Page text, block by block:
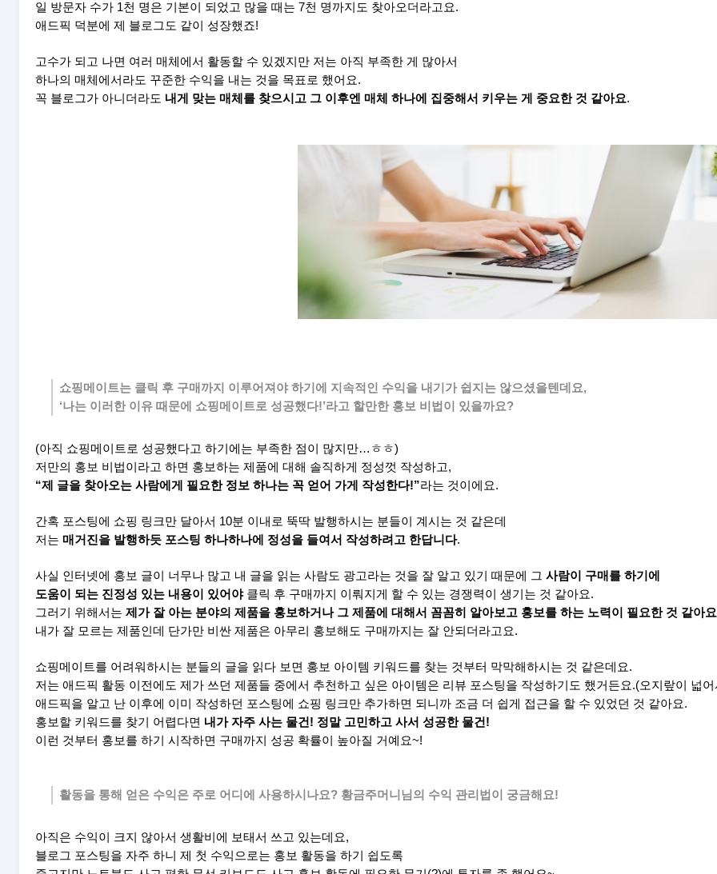
일 방문자 수가 1천 명은 기본이 되었고 많을 때는 7천 명까지도 찾아오더라고요.
애드픽 덕분에 제 블로그도 같이 성장했죠!
고수가 되고 나면 여러 매체에서 활동할 수 있겠지만 저는 아직 부족한 게 많아서
하나의 매체에서라도 꾸준한 수익을 내는 것을 목표로 했어요.
꼭 블로그가 아니더라도 내게 맞는 매체를 찾으시고 그 이후엔 매체 하나에 집중해서 키우는 게 중요한 것 같아요.
쇼핑메이트는 클릭 후 구매까지 이루어져야 하기에 지속적인 수익을 내기가 쉽지는 않으셨을텐데요,
‘나는 이러한 이유 때문에 쇼핑메이트로 성공했다!’라고 할만한 홍보 비법이 있을까요?
(아직 쇼핑메이트로 성공했다고 하기에는 부족한 점이 많지만…ㅎㅎ)
저만의 홍보 비법이라고 하면 홍보하는 제품에 대해 솔직하게 정성껏 작성하고,
“제 글을 찾아오는 사람에게 필요한 정보 하나는 꼭 얻어 가게 작성한다!”라는 것이에요.
간혹 포스팅에 쇼핑 링크만 달아서 10분 이내로 뚝딱 발행하시는 분들이 계시는 것 같은데
저는 매거진을 발행하듯 포스팅 하나하나에 정성을 들여서 작성하려고 한답니다.
사실 인터넷에 홍보 글이 너무나 많고 내 글을 읽는 사람도 광고라는 것을 잘 알고 있기 때문에 그 사람이 구매를 하기에
도움이 되는 진정성 있는 내용이 있어야클릭 후 구매까지 이뤄지게 할 수 있는 경쟁력이 생기는 것 같아요.
그러기 위해서는 제가 잘 아는 분야의 제품을 홍보하거나 그 제품에 대해서 꼼꼼히 알아보고 홍보를 하는 노력이 필요한 것 같아요
내가 잘 모르는 제품인데 단가만 비싼 제품은 아무리 홍보해도 구매까지는 잘 안되더라고요.
쇼핑메이트를 어려워하시는 분들의 글을 읽다 보면 홍보 아이템 키워드를 찾는 것부터 막막해하시는 것 같은데요.
저는 애드픽 활동 이전에도 제가 쓰던 제품들 중에서 추천하고 싶은 아이템은 리뷰 포스팅을 작성하기도 했거든요.(오지랖이 넓
애드픽을 알고 난 이후에 이미 작성하던 포스팅에 쇼핑 링크만 추가하면 되니까 조금 더 쉽게 접근을 할 수 있었던 것 같아요.
홍보할 키워드를 찾기 어렵다면 내가 자주 사는 물건! 정말 고민하고 사서 성공한 물건!
이런 것부터 홍보를 하기 시작하면 구매까지 성공 확률이 높아질 거예요~!
활동을 통해 얻은 수익은 주로 어디에 사용하시나요? 황금주머니님의 수익 관리법이 궁금해요!
아직은 수익이 크지 않아서 생활비에 보태서 쓰고 있는데요,
블로그 포스팅을 자주 하니 제 첫 수익으로는 홍보 활동을 하기 쉽도록